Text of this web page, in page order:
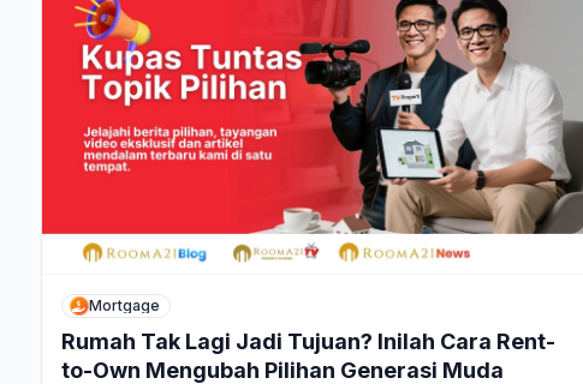
Mortgage
Rumah Tak Lagi Jadi Tujuan? Inilah Cara Rent-
to-Own Mengubah Pilihan Generasi Muda